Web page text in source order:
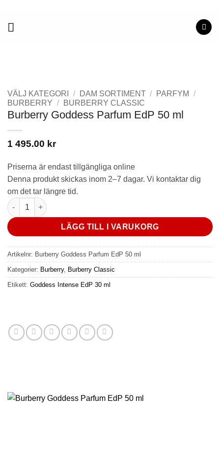
content
VÄLJ KATEGORI / DAM SORTIMENT / PARFYM
/
BURBERRY / BURBERRY CLASSIC
Burberry Goddess Parfum EdP 50 ml
1 495.00 kr
Priserna är endast tillgängliga online
Denna produkt skickas inom 2–7 dagar. Vi kontaktar dig
om det tar längre tid.
Burberry Goddess Parfum EdP 50 ml mängd
LÄGG TILL I VARUKORG
Artikelnr: Burberry Goddess Parfum EdP 50 ml
Kategorier: Burberry, Burberry Classic
Etikett: Goddess Intense EdP 30 ml